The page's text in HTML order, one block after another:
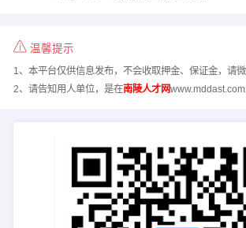
温馨提示
1、本平台仅供信息发布，不会收取押金、保证金，请微
2、请告知用人单位，是在南陵人才网www.mddast.com